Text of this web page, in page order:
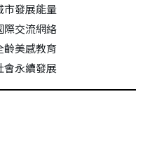
市發展能量
際交流網絡
齡美感教育
會永續發展